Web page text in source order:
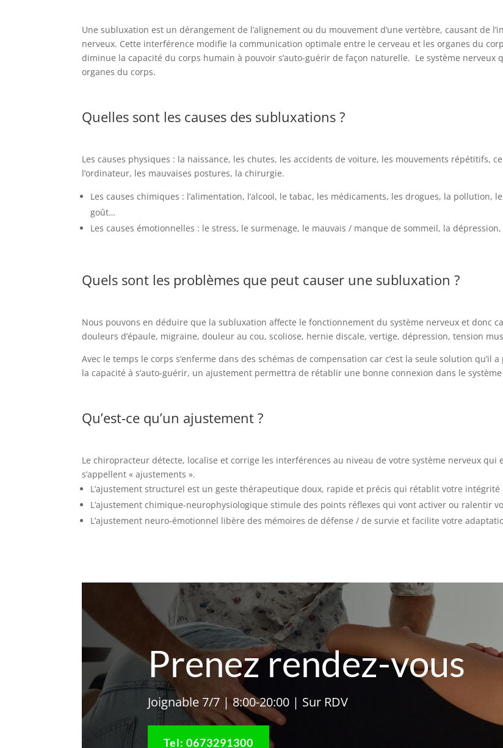
Une subluxation est un dérangement de l’alignement ou du mouvement d’une vertèbre, causant de
nerveux. Cette interférence modifie la communication optimale entre le cerveau et les organes du
diminue la capacité du corps humain à pouvoir s’auto-guérir de façon naturelle. Le système nerveux
organes du corps.
Quelles sont les causes des subluxations ?
Les causes physiques : la naissance, les chutes, les accidents de voiture, les mouvements répétitifs,
l’ordinateur, les mauvaises postures, la chirurgie.
Les causes chimiques : l’alimentation, l’alcool, le tabac, les médicaments, les drogues, la pollution,
goût…
Les causes émotionnelles : le stress, le surmenage, le mauvais / manque de sommeil, la
Quels sont les problèmes que peut causer une subluxation ?
Nous pouvons en déduire que la subluxation affecte le fonctionnement du système nerveux et donc
douleurs d’épaule, migraine, douleur au cou, scoliose, hernie discale, vertige, dépression, tension
Avec le temps le corps s’enferme dans des schémas de compensation car c’est la seule solution qu’il
la capacité à s’auto-guérir, un ajustement permettra de rétablir une bonne connexion dans le
Qu’est-ce qu’un ajustement ?
Le chiropracteur détecte, localise et corrige les interférences au niveau de votre système nerveux qui
s’appellent « ajustements ».
L’ajustement structurel est un geste thérapeutique doux, rapide et précis qui rétablit votre intégrité
L’ajustement chimique-neurophysiologique stimule des points réflexes qui vont activer ou ralentir
L’ajustement neuro-émotionnel libère des mémoires de défense / de survie et facilite votre
Prenez rendez-vous
Joignable 7/7 | 8:00-20:00 | Sur RDV
Tel: 0673291300